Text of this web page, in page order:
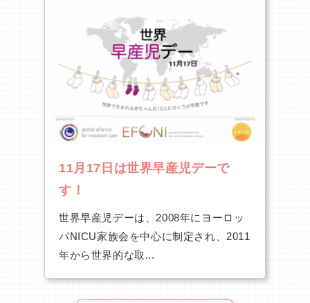
11月17日は世界早産児デーで
す！
世界早産児デーは、2008年にヨーロッ
パNICU家族会を中心に制定され、2011
年から世界的な取...